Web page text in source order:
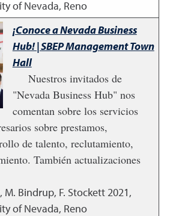
of Nevada, Reno
¡Conoce a Nevada Business
Hub! | SBEP Management Town
Hall
Nuestros invitados de
"Nevada Business Hub" nos
comentan sobre los servicios
sobre prestamos,
de talento, reclutamiento,
También actualizaciones
M. Bindrup, F. Stockett2021,
of Nevada, Reno